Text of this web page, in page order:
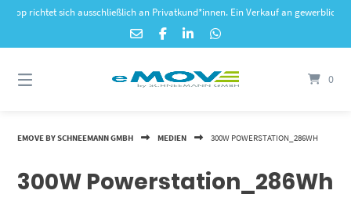
Springesich ausschließlich an Privatkund*innen. Ein Verkauf an gewerbliche
0
EMOVE BY SCHNEEMANN GMBH MEDIEN 300W POWERSTATION_286WH
300W Powerstation_286Wh